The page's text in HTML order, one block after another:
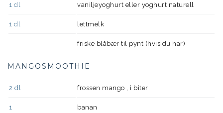
1 dl vaniljeyoghurt eller yoghurt naturell
1 dl lettmelk
friske blåbær til pynt (hvis du har)
MANGOSMOOTHIE
2 dl frossen mango , i biter
1 banan